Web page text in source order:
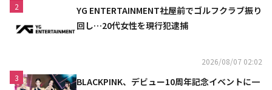
2
YG ENTERTAINMENT社屋前でゴルフクラブ振り
回し…20代女性を現行犯逮捕
2026/08/07 02:02
3
BLACKPINK、デビュー10周年記念イベントに一